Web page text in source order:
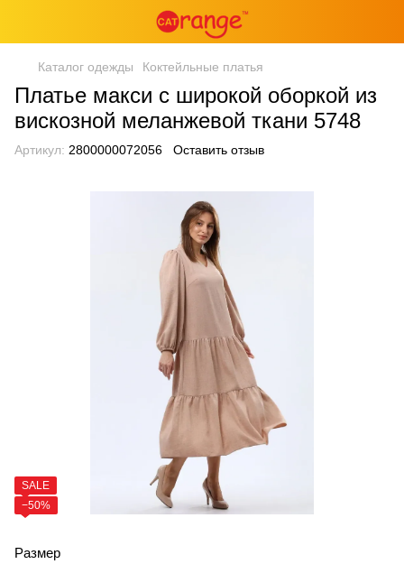
Каталог одежды Коктейльные платья
Платье макси с широкой оборкой из
вискозной меланжевой ткани 5748
Артикул: 2800000072056 Оставить отзыв
SALE
−50%
Размер